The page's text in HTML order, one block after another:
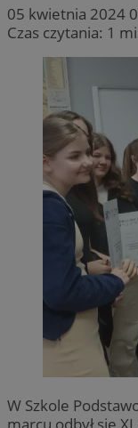
05 kwietnia 2024
Czas czytania: 1
W Szkole
marcu odbył się